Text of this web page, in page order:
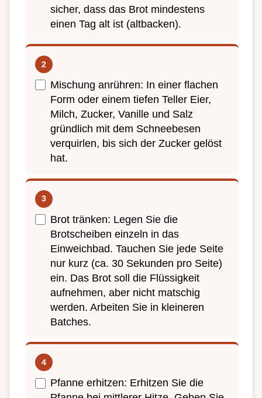
sicher, dass das Brot mindestens
einen Tag alt ist (altbacken).
Mischung anrühren: In einer flachen
Form oder einem tiefen Teller Eier,
Milch, Zucker, Vanille und Salz
gründlich mit dem Schneebesen
verquirlen, bis sich der Zucker gelöst
hat.
Brot tränken: Legen Sie die
Brotscheiben einzeln in das
Einweichbad. Tauchen Sie jede Seite
nur kurz (ca. 30 Sekunden pro Seite)
ein. Das Brot soll die Flüssigkeit
aufnehmen, aber nicht matschig
werden. Arbeiten Sie in kleineren
Batches.
Pfanne erhitzen: Erhitzen Sie die